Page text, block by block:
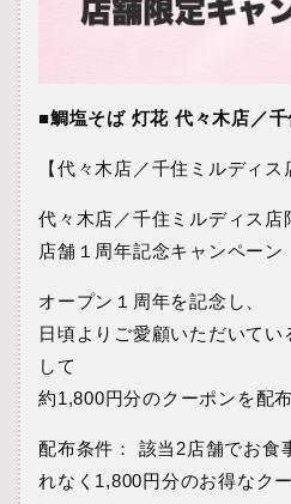
■鯛塩そば 灯花 代々木店／
【代々木店／千住ミルディス
代々木店／千住ミルディス店
店舗１周年記念キャンペーン
オープン１周年を記念し、
日頃よりご愛顧いただいてい
して
約1,800円分のクーポンを配
配布条件： 該当2店舗でお食
れなく1,800円分のお得なク